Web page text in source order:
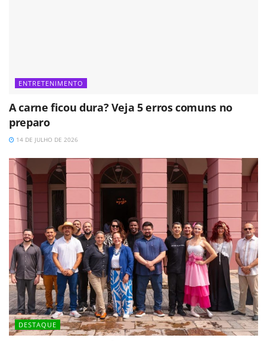
ENTRETENIMENTO
A carne ficou dura? Veja 5 erros comuns no
preparo
14 DE JULHO DE 2026
DESTAQUE